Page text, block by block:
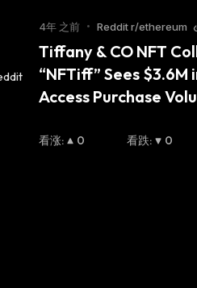
4年 之前 • Reddit r/ethereum
Tiffany & CO NFT
“NFTiff” Sees $3.6M
Access Purchase
看涨: 0 看跌: 0